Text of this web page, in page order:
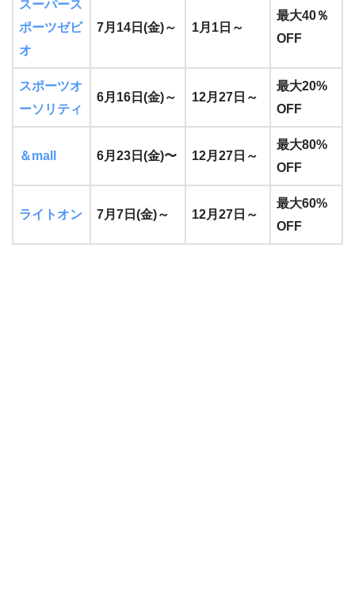
スーパース
ポーツゼビ
オ
7月14日(金)～ 1月1日～
最大40％
OFF
スポーツオ
ーソリティ
6月16日(金)～ 12月27日～
最大20%
OFF
＆mall 6月23日(金)〜 12月27日～
最大80%
OFF
ライトオン 7月7日(金)～ 12月27日～
最大60%
OFF